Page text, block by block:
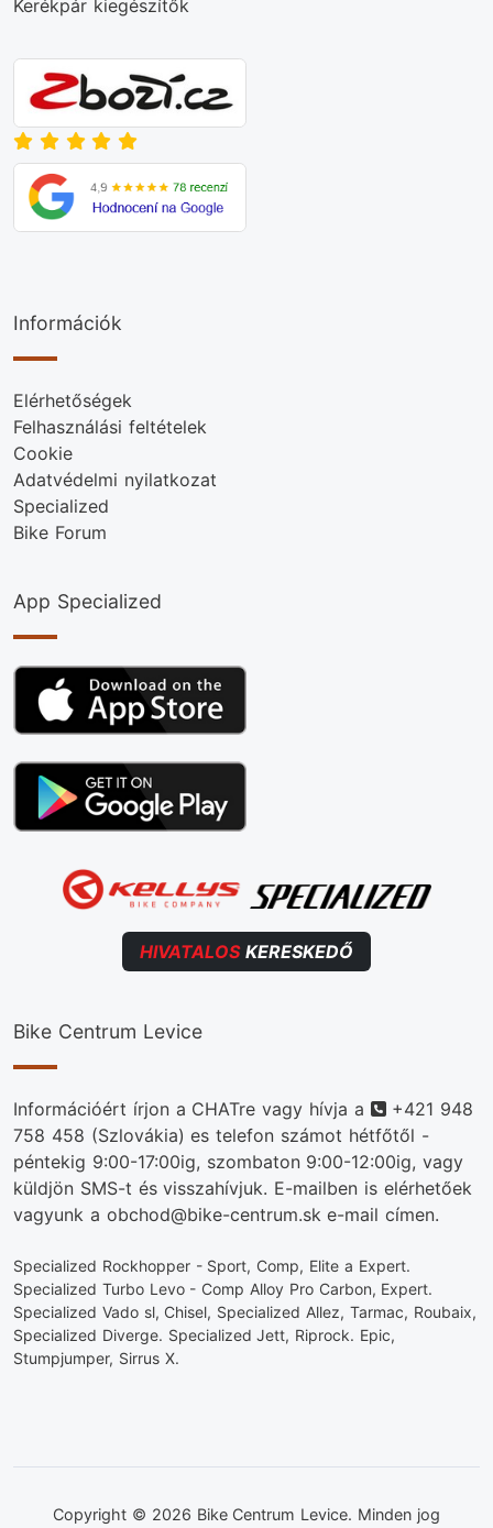
Kerékpár kiegészítők
Információk
Elérhetőségek
Felhasználási feltételek
Cookie
Adatvédelmi nyilatkozat
Specialized
Bike Forum
App Specialized
HIVATALOSKERESKEDŐ
Bike Centrum Levice
Információért írjon a CHATre vagy hívja a Telefonszám
+421 948
758 458 (Szlovákia) es telefon számot hétfőtől -
péntekig 9:00-17:00ig, szombaton 9:00-12:00ig, vagy
küldjön SMS-t és visszahívjuk. E-mailben is elérhetőek
vagyunk a obchod@bike-centrum.sk e-mail címen.
Specialized Rockhopper - Sport, Comp, Elite a Expert.
Specialized Turbo Levo - Comp Alloy Pro Carbon, Expert.
Specialized Vado sl, Chisel, Specialized Allez, Tarmac, Roubaix,
Specialized Diverge. Specialized Jett, Riprock. Epic,
Stumpjumper, Sirrus X.
Copyright © 2026 Bike Centrum Levice. Minden jog